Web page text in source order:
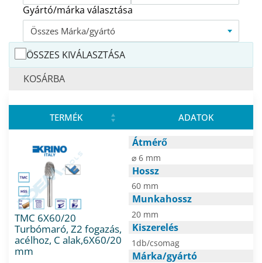
Gyártó/márka választása
Összes Márka/gyártó
ÖSSZES KIVÁLASZTÁSA
KOSÁRBA
TERMÉK ADATOK
TMC 6X60/20
Turbómaró, Z2 fogazás,
acélhoz, C alak,6X60/20
mm
Átmérő
⌀ 6 mm
Hossz
60 mm
Munkahossz
20 mm
Kiszerelés
1db/csomag
Márka/gyártó